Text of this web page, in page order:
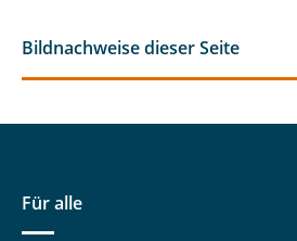
Bildnachweise dieser Seite
Für alle